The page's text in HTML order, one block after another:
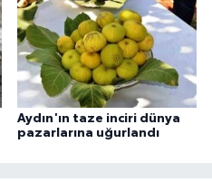
Aydın'ın taze inciri dünya
pazarlarına uğurlandı